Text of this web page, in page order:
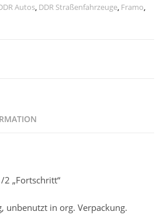
Autos, DDR Straßenfahrzeuge, Framo,
2 „Fortschritt“
unbenutzt in org. Verpackung.